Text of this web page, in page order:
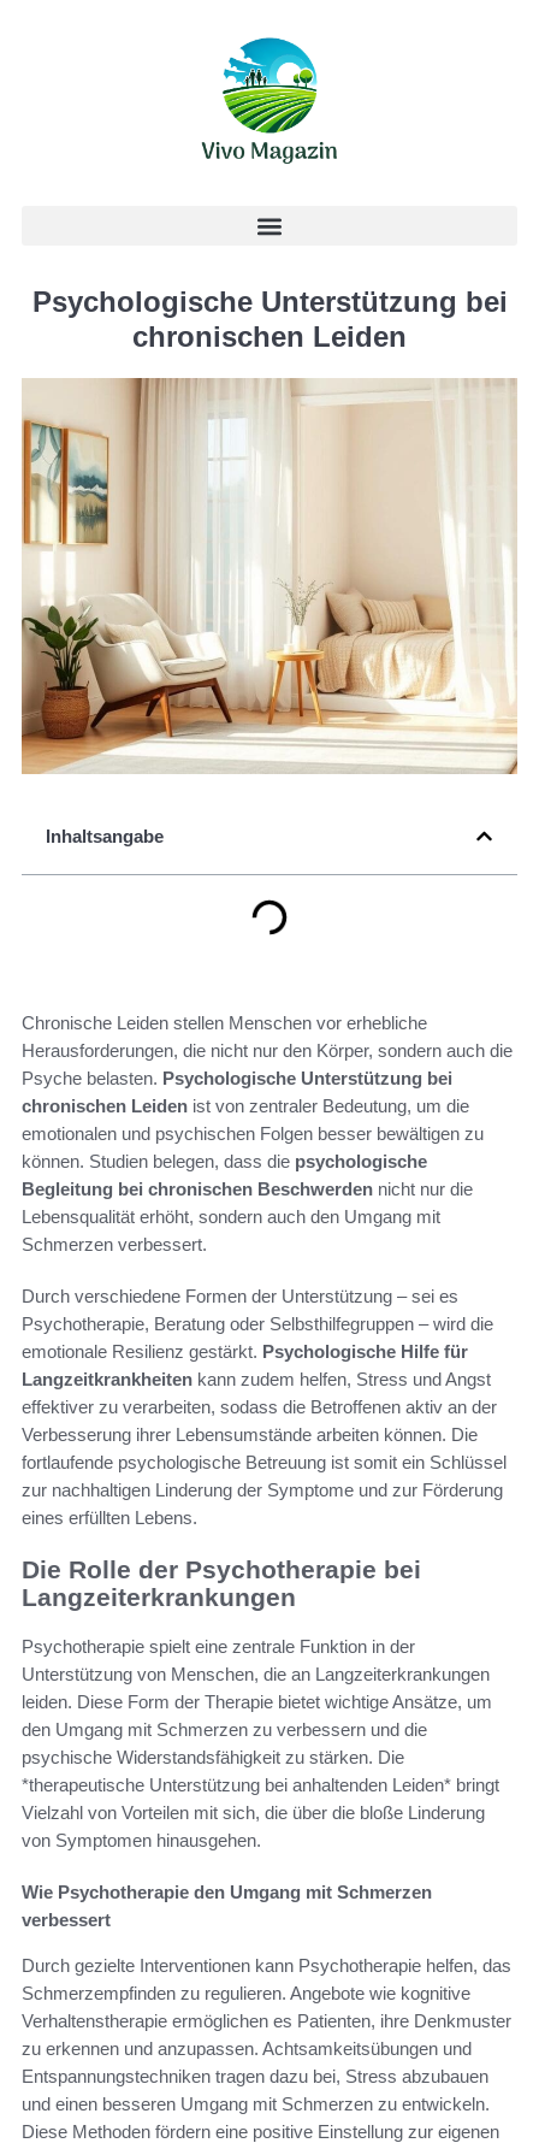
Psychologische Unterstützung bei
chronischen Leiden
Inhaltsangabe
Chronische Leiden stellen Menschen vor erhebliche
Herausforderungen, die nicht nur den Körper, sondern auch die
Psyche belasten. Psychologische Unterstützung bei
chronischen Leiden ist von zentraler Bedeutung, um die
emotionalen und psychischen Folgen besser bewältigen zu
können. Studien belegen, dass die psychologische
Begleitung bei chronischen Beschwerden nicht nur die
Lebensqualität erhöht, sondern auch den Umgang mit
Schmerzen verbessert.
Durch verschiedene Formen der Unterstützung – sei es
Psychotherapie, Beratung oder Selbsthilfegruppen – wird die
emotionale Resilienz gestärkt. Psychologische Hilfe für
Langzeitkrankheiten kann zudem helfen, Stress und Angst
effektiver zu verarbeiten, sodass die Betroffenen aktiv an der
Verbesserung ihrer Lebensumstände arbeiten können. Die
fortlaufende psychologische Betreuung ist somit ein Schlüssel
zur nachhaltigen Linderung der Symptome und zur Förderung
eines erfüllten Lebens.
Die Rolle der Psychotherapie bei
Langzeiterkrankungen
Psychotherapie spielt eine zentrale Funktion in der
Unterstützung von Menschen, die an Langzeiterkrankungen
leiden. Diese Form der Therapie bietet wichtige Ansätze, um
den Umgang mit Schmerzen zu verbessern und die
psychische Widerstandsfähigkeit zu stärken. Die
*therapeutische Unterstützung bei anhaltenden Leiden* bringt
Vielzahl von Vorteilen mit sich, die über die bloße Linderung
von Symptomen hinausgehen.
Wie Psychotherapie den Umgang mit Schmerzen
verbessert
Durch gezielte Interventionen kann Psychotherapie helfen, das
Schmerzempfinden zu regulieren. Angebote wie kognitive
Verhaltenstherapie ermöglichen es Patienten, ihre Denkmuster
zu erkennen und anzupassen. Achtsamkeitsübungen und
Entspannungstechniken tragen dazu bei, Stress abzubauen
und einen besseren Umgang mit Schmerzen zu entwickeln.
Diese Methoden fördern eine positive Einstellung zur eigenen